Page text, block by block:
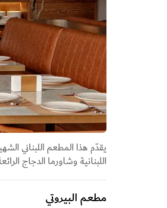
يقدّم هذا المطعم اللبناني
اللبنانية وشاورما الدجاج
مطعم البيروتي